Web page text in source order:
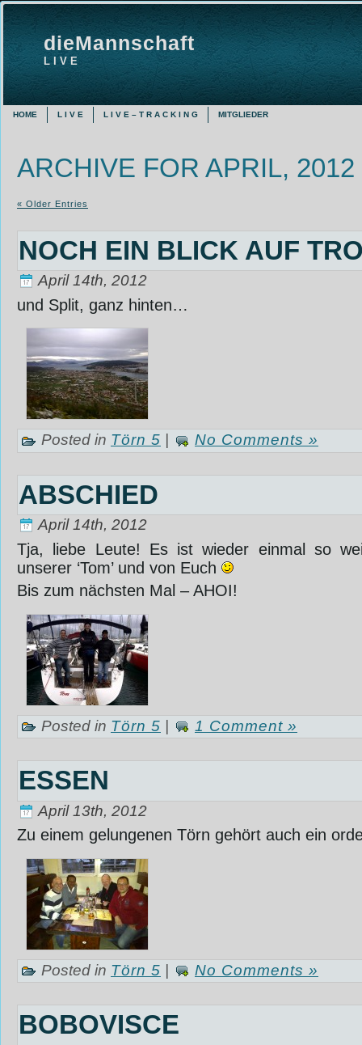
dieMannschaft
L I V E
HOME L I V E L I V E – T R A C K I N G MITGLIEDER
ARCHIVE FOR APRIL, 2012
« Older Entries
NOCH EIN BLICK AUF
April 14th, 2012
und Split, ganz hinten…
Posted in Törn 5 No Comments »
ABSCHIED
April 14th, 2012
Tja, liebe Leute! Es ist wieder einmal so
unserer ‘Tom’ und von Euch
Bis zum nächsten Mal – AHOI!
Posted in Törn 5 1 Comment »
ESSEN
April 13th, 2012
Zu einem gelungenen Törn gehört auch ein
Posted in Törn 5 No Comments »
BOBOVISCE